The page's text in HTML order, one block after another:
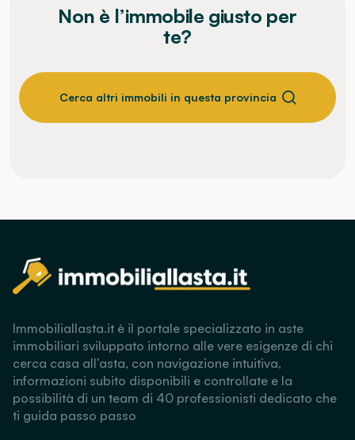
Non è l’immobile giusto per
te?
Cerca altri immobili in questa provincia
Immobiliallasta.it è il portale specializzato in aste
immobiliari sviluppato intorno alle vere esigenze di chi
cerca casa all’asta, con navigazione intuitiva,
informazioni subito disponibili e controllate e la
possibilità di un team di 40 professionisti dedicato che
ti guida passo passo